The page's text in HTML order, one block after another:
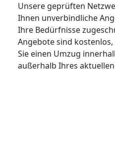
Unsere geprüften
Ihnen unverbindliche
Ihre Bedürfnisse
Angebote sind
Sie einen Umzug
außerhalb Ihres